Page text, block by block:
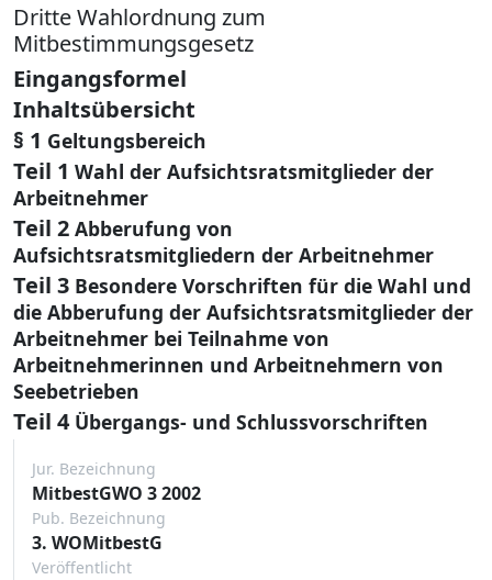
Dritte Wahlordnung zum
Mitbestimmungsgesetz
Eingangsformel
Inhaltsübersicht
§ 1 Geltungsbereich
Teil 1 Wahl der Aufsichtsratsmitglieder der
Arbeitnehmer
Teil 2 Abberufung von
Aufsichtsratsmitgliedern der Arbeitnehmer
Teil 3 Besondere Vorschriften für die Wahl und
die Abberufung der Aufsichtsratsmitglieder der
Arbeitnehmer bei Teilnahme von
Arbeitnehmerinnen und Arbeitnehmern von
Seebetrieben
Teil 4 Übergangs- und Schlussvorschriften
Jur. Bezeichnung
MitbestGWO 3 2002
Pub. Bezeichnung
3. WOMitbestG
Veröffentlicht